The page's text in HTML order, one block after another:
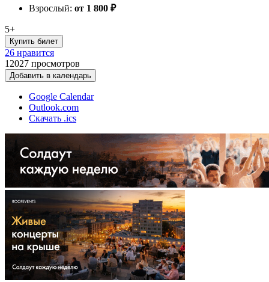
Взрослый: от 1 800 ₽
5+
Купить билет
26 нравится
12027 просмотров
Добавить в календарь
Google Calendar
Outlook.com
Скачать .ics